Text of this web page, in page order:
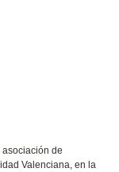
asociación de
Valenciana, en la